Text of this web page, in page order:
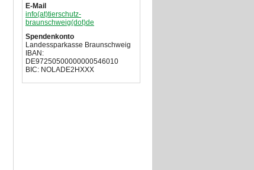
E-Mail
info(at)tierschutz-
braunschweig(dot)de
Spendenkonto
Landessparkasse Braunschweig
IBAN:
DE97250500000000546010
BIC: NOLADE2HXXX